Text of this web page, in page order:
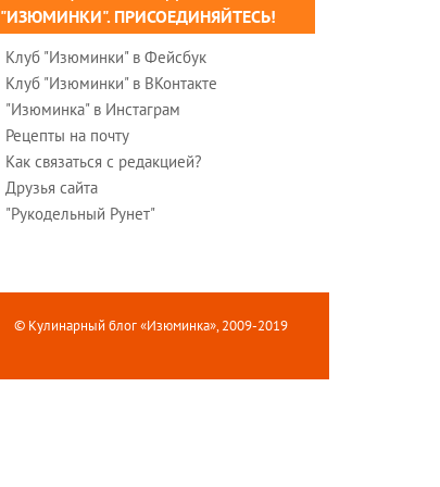
"ИЗЮМИНКИ". ПРИСОЕДИНЯЙТЕСЬ!
Клуб "Изюминки" в Фейсбук
Клуб "Изюминки" в ВКонтакте
"Изюминка" в Инстаграм
Рецепты на почту
Как связаться с редакцией?
Друзья сайта
"Рукодельный Рунет"
© Кулинарный блог «Изюминка», 2009-2019